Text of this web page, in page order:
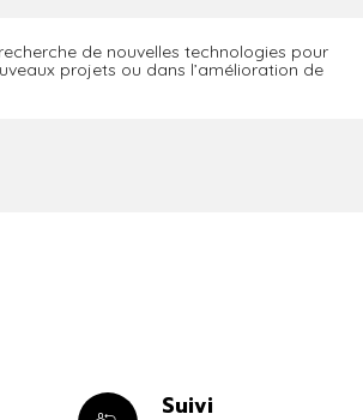
de nouvelles technologies pour
projets ou dans l’amélioration de
Suivi